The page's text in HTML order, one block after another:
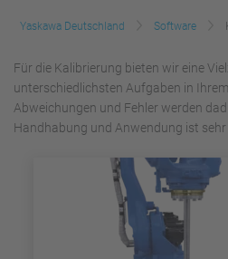
Yaskawa Deutschland Software
Für die Kalibrierung bieten wir eine
unterschiedlichsten Aufgaben in
Abweichungen und Fehler werden
Handhabung und Anwendung ist sehr